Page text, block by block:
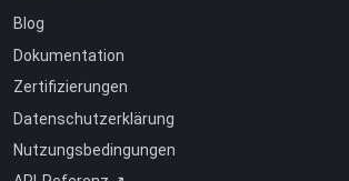
Blog
Dokumentation
Zertifizierungen
Datenschutzerklärung
Nutzungsbedingungen